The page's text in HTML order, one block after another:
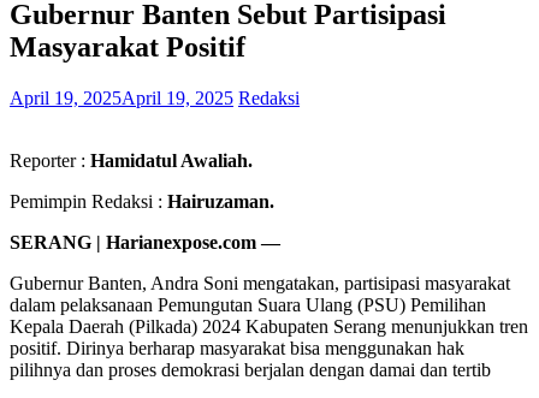
Gubernur Banten Sebut Partisipasi
Masyarakat Positif
April 19, 2025April 19, 2025 Redaksi
Reporter : Hamidatul Awaliah.
Pemimpin Redaksi : Hairuzaman.
SERANG | Harianexpose.com —
Gubernur Banten, Andra Soni mengatakan, partisipasi masyarakat
dalam pelaksanaan Pemungutan Suara Ulang (PSU) Pemilihan
Kepala Daerah (Pilkada) 2024 Kabupaten Serang menunjukkan tren
positif. Dirinya berharap masyarakat bisa menggunakan hak
pilihnya dan proses demokrasi berjalan dengan damai dan tertib